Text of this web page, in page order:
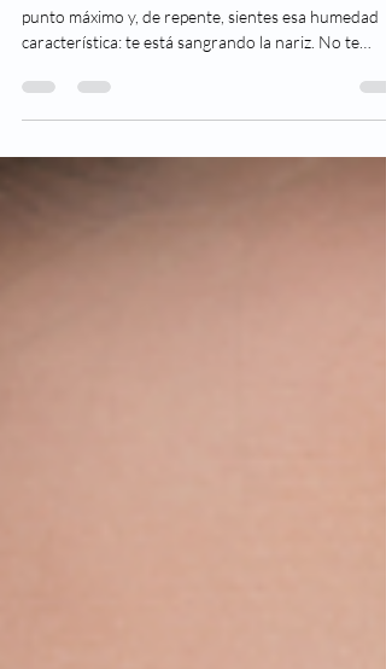
¿Por qué me sangra la nariz con
el calor?
punto máximo y, de repente, sientes esa humedad
característica: te está sangrando la nariz. No te